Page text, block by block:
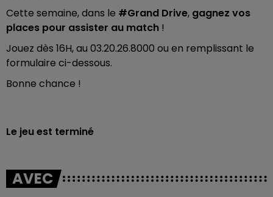
Cette semaine, dans le #Grand Drive, gagnez vos
places pour assister au match !
Jouez dès 16H, au 03.20.26.8000 ou en remplissant le
formulaire ci-dessous.
Bonne chance !
Le jeu est terminé
AVEC